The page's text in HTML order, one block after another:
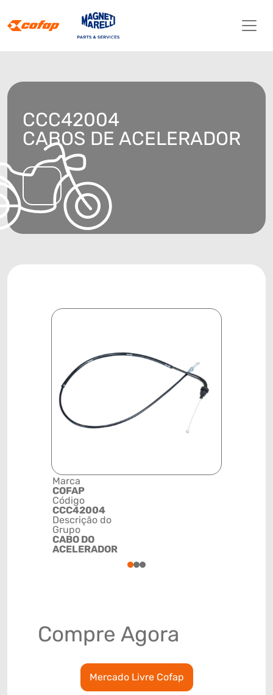
CCC42004
CABOS DE ACELERADOR
Marca
COFAP
Código
CCC42004
Descrição do
Grupo
CABO DO
ACELERADOR
123
Compre Agora
Mercado Livre Cofap